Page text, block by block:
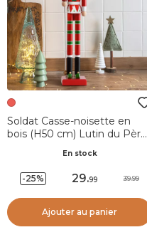
Soldat Casse-noisette en
bois (H50 cm) Lutin du Père
En stock
-25% 29.99 39.99
Ajouter au panier